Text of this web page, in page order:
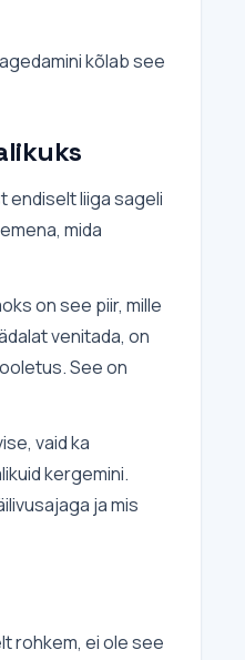
kõlab see
endiselt liiga sageli
mida
on see piir, mille
venitada, on
See on
vaid ka
kergemini.
ja mis
rohkem, ei ole see